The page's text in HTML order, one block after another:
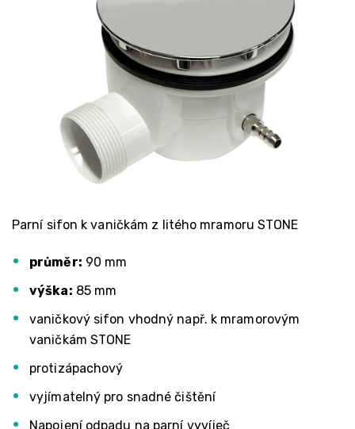
Parní sifon k vaničkám z litého mramoru STONE
průměr: 90 mm
výška: 85 mm
vaničkový sifon vhodný např. k mramorovým
vaničkám STONE
protizápachový
vyjímatelný pro snadné čištění
Napojení odpadu na parní vyvíječ